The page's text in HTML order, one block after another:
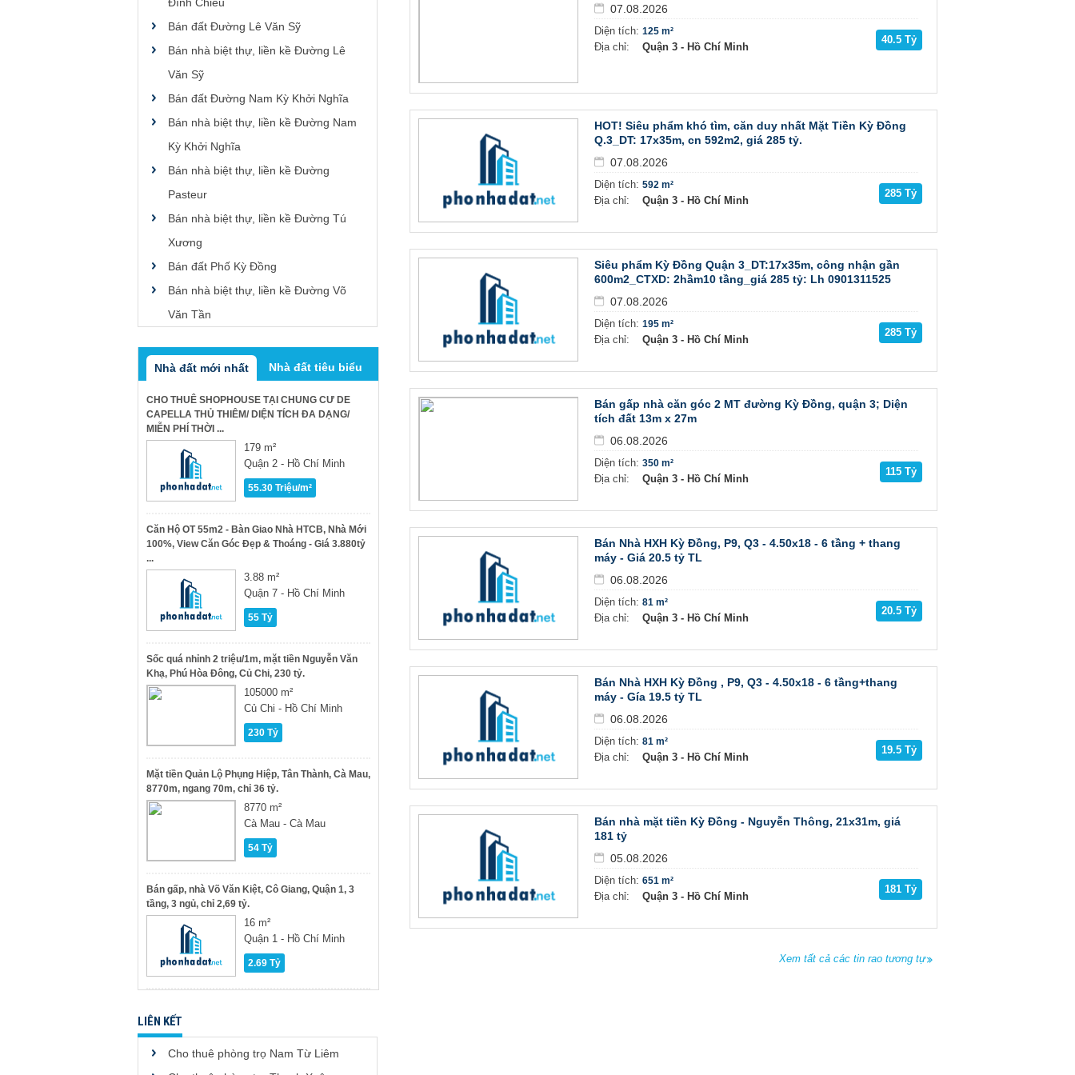
Bán đất Đường Lê Văn Sỹ
Bán nhà biệt thự, liền kề Đường Lê
Văn Sỹ
Bán đất Đường Nam Kỳ Khởi Nghĩa
Bán nhà biệt thự, liền kề Đường Nam
Kỳ Khởi Nghĩa
Bán nhà biệt thự, liền kề Đường
Pasteur
Bán nhà biệt thự, liền kề Đường Tú
Xương
Bán đất Phố Kỳ Đồng
Bán nhà biệt thự, liền kề Đường Võ
Văn Tần
Nhà đất mới nhất Nhà đất tiêu biểu
CHO THUÊ SHOPHOUSE TẠI CHUNG CƯ DE
CAPELLA THỦ THIÊM/ DIỆN TÍCH ĐA DẠNG/
MIỄN PHÍ THỜI ...
179 m²
Quận 2 - Hồ Chí Minh
55.30 Triệu/m²
Căn Hộ OT 55m2 - Bàn Giao Nhà HTCB, Nhà Mới
100%, View Căn Góc Đẹp & Thoáng - Giá 3.880tỷ
...
3.88 m²
Quận 7 - Hồ Chí Minh
55 Tỷ
Sốc quá nhỉnh 2 triệu/1m, mặt tiền Nguyễn Văn
Khạ, Phú Hòa Đông, Củ Chi, 230 tỷ.
105000 m²
Củ Chi - Hồ Chí Minh
230 Tỷ
Mặt tiền Quản Lộ Phụng Hiệp, Tân Thành, Cà Mau,
8770m, ngang 70m, chỉ 36 tỷ.
8770 m²
Cà Mau - Cà Mau
54 Tỷ
Bán gấp, nhà Võ Văn Kiệt, Cô Giang, Quận 1, 3
tầng, 3 ngủ, chỉ 2,69 tỷ.
16 m²
Quận 1 - Hồ Chí Minh
2.69 Tỷ
LIÊN KẾT
Cho thuê phòng trọ Nam Từ Liêm
07.08.2026
Diện tích:
Địa chỉ:
125 m²
Quận 3 - Hồ Chí Minh
40.5 Tỷ
HOT! Siêu phẩm khó tìm, căn duy nhất Mặt Tiền Kỳ Đồng
Q.3_DT: 17x35m, cn 592m2, giá 285 tỷ.
07.08.2026
Diện tích:
Địa chỉ:
592 m²
Quận 3 - Hồ Chí Minh
285 Tỷ
Siêu phẩm Kỳ Đồng Quận 3_DT:17x35m, công nhận gần
600m2_CTXD: 2hầm10 tầng_giá 285 tỷ: Lh 0901311525
07.08.2026
Diện tích:
Địa chỉ:
195 m²
Quận 3 - Hồ Chí Minh
285 Tỷ
Bán gấp nhà căn góc 2 MT đường Kỳ Đồng, quận 3; Diện
tích đất 13m x 27m
06.08.2026
Diện tích:
Địa chỉ:
350 m²
Quận 3 - Hồ Chí Minh
115 Tỷ
Bán Nhà HXH Kỳ Đồng, P9, Q3 - 4.50x18 - 6 tầng + thang
máy - Giá 20.5 tỷ TL
06.08.2026
Diện tích:
Địa chỉ:
81 m²
Quận 3 - Hồ Chí Minh
20.5 Tỷ
Bán Nhà HXH Kỳ Đồng , P9, Q3 - 4.50x18 - 6 tầng+thang
máy - Gía 19.5 tỷ TL
06.08.2026
Diện tích:
Địa chỉ:
81 m²
Quận 3 - Hồ Chí Minh
19.5 Tỷ
Bán nhà mặt tiền Kỳ Đồng - Nguyễn Thông, 21x31m, giá
181 tỷ
05.08.2026
Diện tích:
Địa chỉ:
651 m²
Quận 3 - Hồ Chí Minh
181 Tỷ
Xem tất cả các tin rao tương tự